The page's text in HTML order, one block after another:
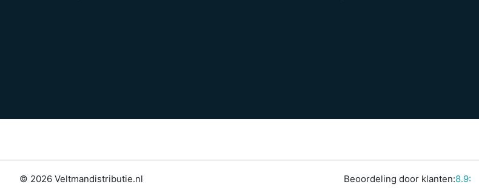
© 2026 Veltmandistributie.nl Beoordeling door klanten:8.9: